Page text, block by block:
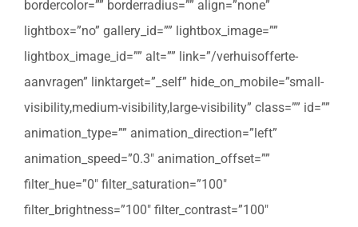
bordercolor=”” borderradius=”” align=”none”
lightbox=”no” gallery_id=”” lightbox_image=””
lightbox_image_id=”” alt=”” link=”/verhuisofferte-
aanvragen” linktarget=”_self” hide_on_mobile=”small-
visibility,medium-visibility,large-visibility” class=”” id=””
animation_type=”” animation_direction=”left”
animation_speed=”0.3″ animation_offset=””
filter_hue=”0″ filter_saturation=”100″
filter_brightness=”100″ filter_contrast=”100″